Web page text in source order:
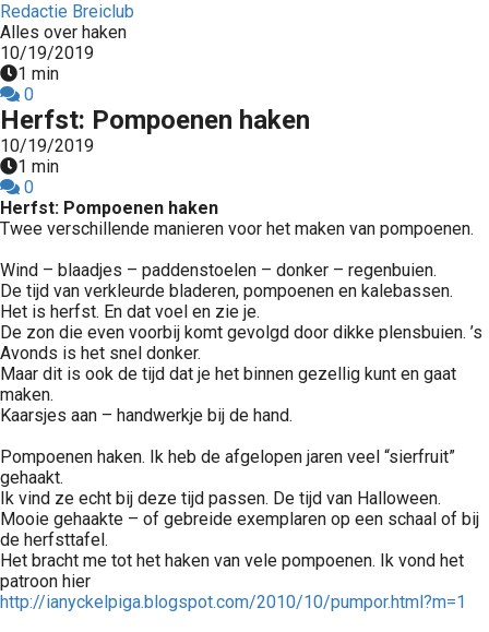
Redactie Breiclub
Alles over haken
10/19/2019
1 min
0
Herfst: Pompoenen haken
10/19/2019
1 min
0
Herfst: Pompoenen haken
Twee verschillende manieren voor het maken van pompoenen.
Wind – blaadjes – paddenstoelen – donker – regenbuien.
De tijd van verkleurde bladeren, pompoenen en kalebassen.
Het is herfst. En dat voel en zie je.
De zon die even voorbij komt gevolgd door dikke plensbuien. ’s
Avonds is het snel donker.
Maar dit is ook de tijd dat je het binnen gezellig kunt en gaat
maken.
Kaarsjes aan – handwerkje bij de hand.
Pompoenen haken. Ik heb de afgelopen jaren veel “sierfruit”
gehaakt.
Ik vind ze echt bij deze tijd passen. De tijd van Halloween.
Mooie gehaakte – of gebreide exemplaren op een schaal of bij
de herfsttafel.
Het bracht me tot het haken van vele pompoenen. Ik vond het
patroon hier
http://ianyckelpiga.blogspot.com/2010/10/pumpor.html?m=1